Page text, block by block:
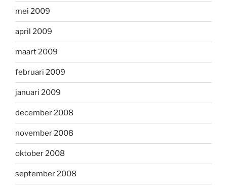
mei 2009
april 2009
maart 2009
februari 2009
januari 2009
december 2008
november 2008
oktober 2008
september 2008